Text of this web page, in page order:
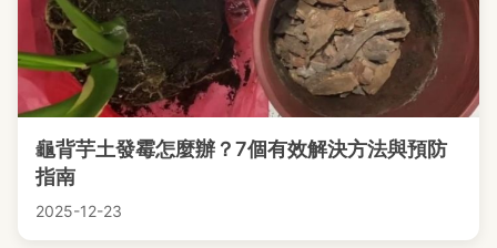
龜背芋土發霉怎麼辦？7個有效解決方法與預防
指南
2025-12-23